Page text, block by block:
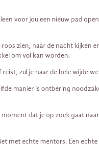
voor jou een nieuw pad
zien, naar de nacht kijken
om vol kan worden.
zul je naar de hele wijde
manier is ontbering
dat je op zoek gaat
met echte mentors. Een